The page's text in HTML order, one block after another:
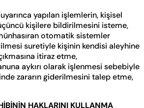
yapılan işlemlerin, kişisel
kişilere bildirilmesini isteme,
otomatik sistemler
suretiyle kişinin kendisi aleyhine
itiraz etme,
aykırı olarak işlenmesi sebebiyle
zararın giderilmesini talep etme,
HAKLARINI KULLANMA